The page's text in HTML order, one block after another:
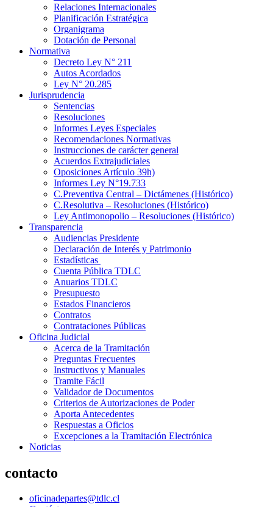
Relaciones Internacionales
Planificación Estratégica
Organigrama
Dotación de Personal
Normativa
Decreto Ley N° 211
Autos Acordados
Ley N° 20.285
Jurisprudencia
Sentencias
Resoluciones
Informes Leyes Especiales
Recomendaciones Normativas
Instrucciones de carácter general
Acuerdos Extrajudiciales
Oposiciones Artículo 39h)
Informes Ley N°19.733
C.Preventiva Central – Dictámenes (Histórico)
C.Resolutiva – Resoluciones (Histórico)
Ley Antimonopolio – Resoluciones (Histórico)
Transparencia
Audiencias Presidente
Declaración de Interés y Patrimonio
Estadísticas
Cuenta Pública TDLC
Anuarios TDLC
Presupuesto
Estados Financieros
Contratos
Contrataciones Públicas
Oficina Judicial
Acerca de la Tramitación
Preguntas Frecuentes
Instructivos y Manuales
Tramite Fácil
Validador de Documentos
Criterios de Autorizaciones de Poder
Aporta Antecedentes
Respuestas a Oficios
Excepciones a la Tramitación Electrónica
Noticias
contacto
oficinadepartes@tdlc.cl